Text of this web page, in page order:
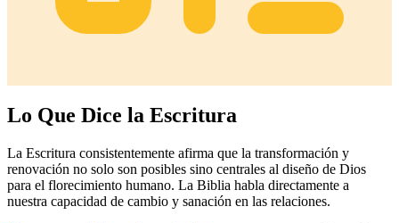
Lo Que Dice la Escritura
La Escritura consistentemente afirma que la transformación y
renovación no solo son posibles sino centrales al diseño de Dios
para el florecimiento humano. La Biblia habla directamente a
nuestra capacidad de cambio y sanación en las relaciones.